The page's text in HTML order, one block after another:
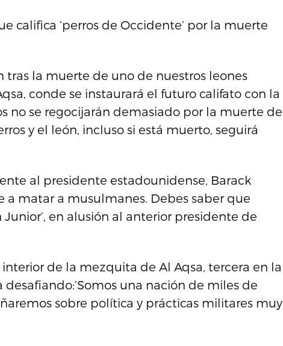
califica ‘perros de Occidente’ por la muerte
tras la muerte de uno de nuestros leones
conde se instaurará el futuro califato con la
no se regocijarán demasiado por la muerte de
y el león, incluso si está muerto, seguirá
al presidente estadounidense, Barack
a matar a musulmanes. Debes saber que
en alusión al anterior presidente de
de la mezquita de Al Aqsa, tercera en la
una nación de miles de
sobre política y prácticas militares muy